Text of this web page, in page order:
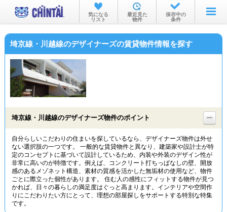
お部屋を探す
沿線・駅から
物件特集から
TOP
気になる
リスト
最近見た
物件
保存中の
条件
埼京線・川越線のデザイナーズの賃貸物件情報を探す
埼京線・川越線のデザイナーズ物件のポイント
自分らしいこだわりの住まいを探しているなら、デザイナーズ物件は外せ
ない選択肢の一つです。 一般的な賃貸物件と異なり、建築家や設計士が特
定のコンセプトに基づいて設計しているため、内装や外装のデザイン性が
非常に高いのが特徴です。例えば、コンクリート打ちっぱなしの壁、開放
感のあるメゾネット構造、素材の質感を活かした無垢材の使用など、物件
ごとに際立った個性があります。 住む人の感性にフィットする物件が見つ
かれば、日々の暮らしの満足度はぐっと高まります。インテリアや空間作
りにこだわりたい方にとって、理想の部屋探しをサポートする特別な特集
です。